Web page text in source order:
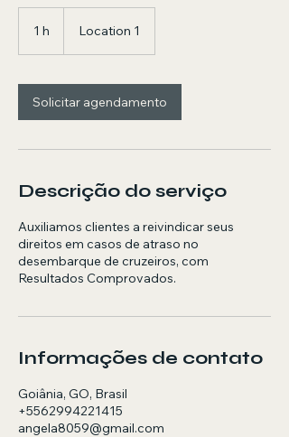
1 h Location 1
Solicitar agendamento
Descrição do serviço
Auxiliamos clientes a reivindicar seus
direitos em casos de atraso no
desembarque de cruzeiros, com
Resultados Comprovados.
Informações de contato
Goiânia, GO, Brasil
+5562994221415
angela8059@gmail.com